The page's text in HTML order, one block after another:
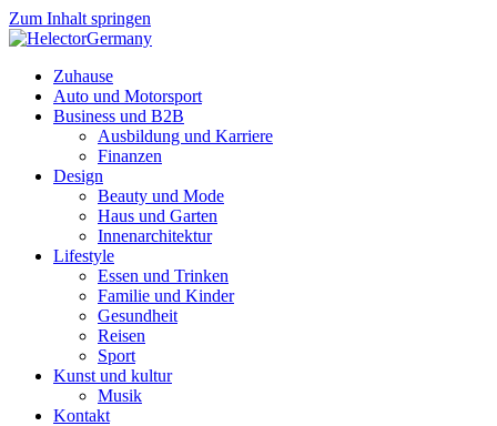
Zum Inhalt springen
Weltnachrichten
Zuhause
Auto und Motorsport
Business und B2B
Ausbildung und Karriere
Finanzen
Design
Beauty und Mode
Haus und Garten
Innenarchitektur
Lifestyle
Essen und Trinken
Familie und Kinder
Gesundheit
Reisen
Sport
Kunst und kultur
Musik
Kontakt